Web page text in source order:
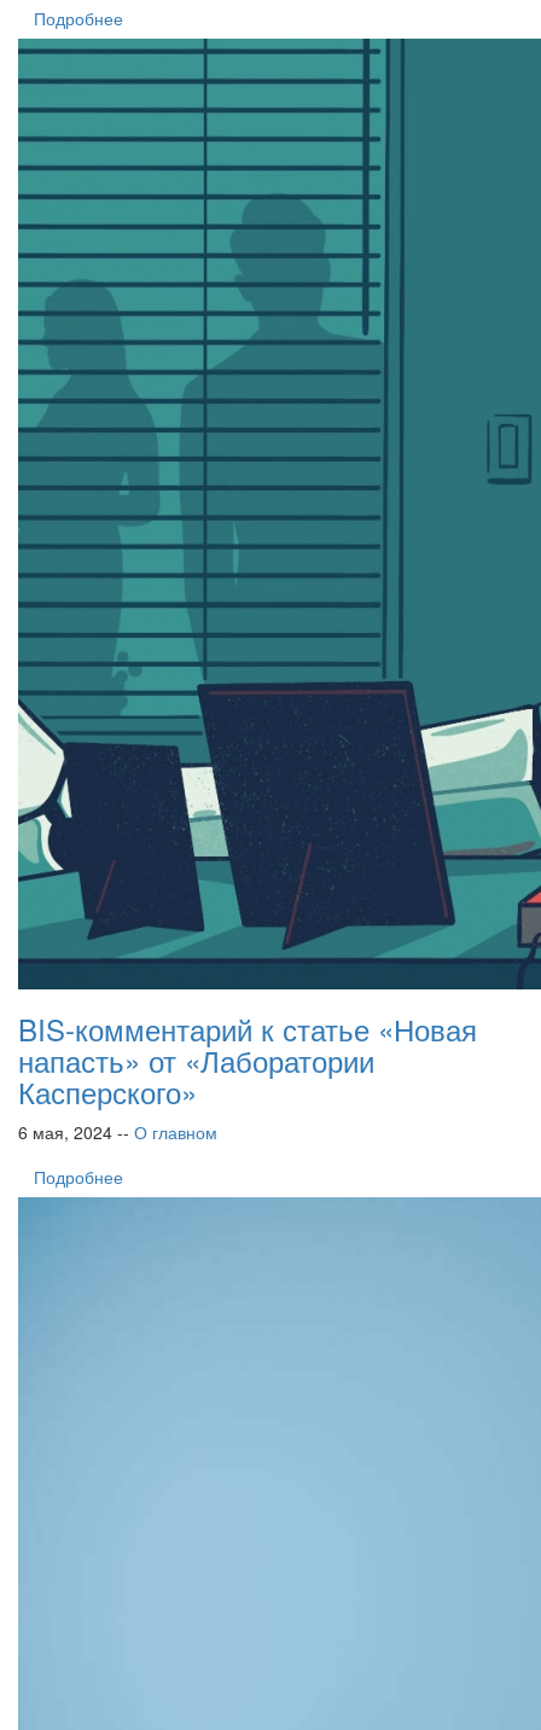
Подробнее
BIS-комментарий к статье «Новая
напасть» от «Лаборатории
Касперского»
6 мая, 2024 -- О главном
Подробнее